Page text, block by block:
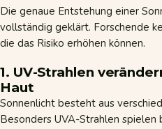
Die genaue Entstehung einer
vollständig geklärt. Forschende
die das Risiko erhöhen können.
1. UV-Strahlen
Haut
Sonnenlicht besteht aus
Besonders UVA-Strahlen